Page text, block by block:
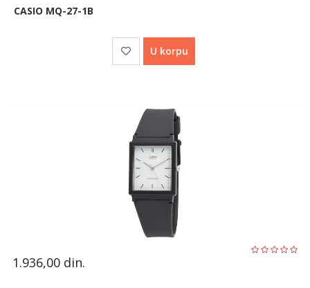
CASIO MQ-27-1B
U korpu
1.936,00 din.